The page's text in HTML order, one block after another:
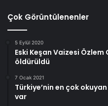
Çok Görüntülenenler
5 Eylül 2020
Eski Keşan Vaizesi
öldürüldü
7 Ocak 2021
Türkiye’nin en çok
var